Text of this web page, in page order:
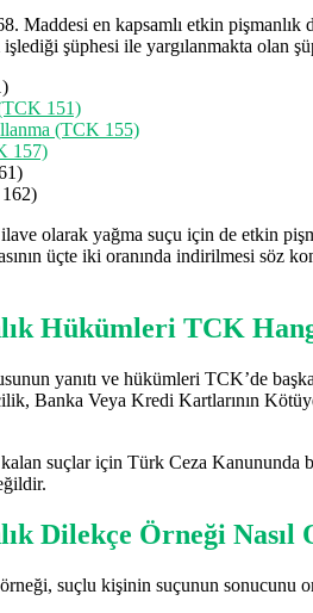
Maddesi en kapsamlı etkin pişmanlık
işlediği şüphesi ile yargılanmakta
151)
(TCK 155)
157)
olarak yağma suçu için de etkin
üçte iki oranında indirilmesi söz
Hükümleri TCK
yanıtı ve hükümleri TCK’de
Banka Veya Kredi Kartlarının
kalan suçlar için Türk Ceza
Dilekçe Örneği Nasıl
suçlu kişinin suçunun sonucunu